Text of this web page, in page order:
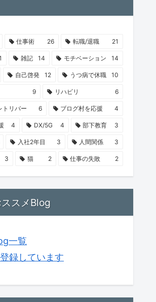
仕事術 26 転職/退職 21
雑記 14 モチベーション 14
自己啓発 12 うつ病で休職 10
9 リハビリ 6
トリバー 6 ブログ村を応援 4
4 DX/5G 4 部下教育 3
入社2年目 3 人間関係 3
3 猫 2 仕事の失敗 2
スメBlog
一覧
録しています